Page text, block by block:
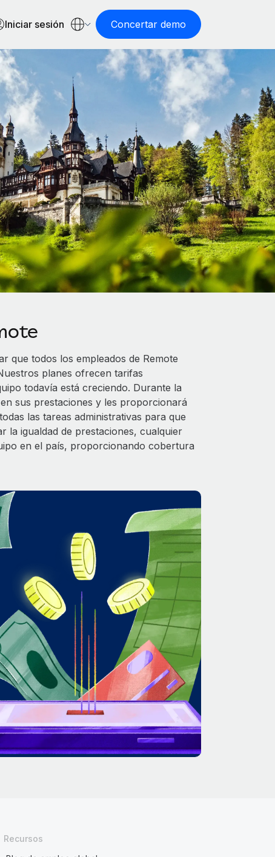
Iniciar sesión Concertar demo
que todos los empleados de Remote
planes ofrecen tarifas
todavía está creciendo. Durante la
sus prestaciones y les proporcionará
las tareas administrativas para que
la igualdad de prestaciones, cualquier
en el país, proporcionando cobertura
Recursos